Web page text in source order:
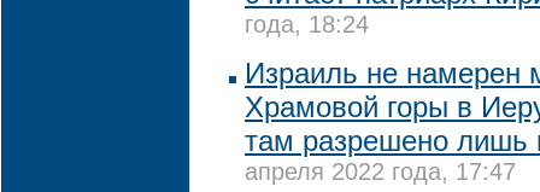
года, 18:24
Израиль не намерен
Храмовой горы в
там разрешено лишь
апреля 2022 года, 17:47